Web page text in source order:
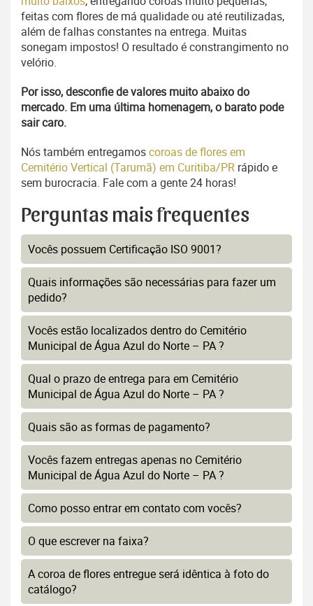
feitas com flores de má qualidade ou até reutilizadas,
além de falhas constantes na entrega. Muitas
sonegam impostos! O resultado é constrangimento no
velório.
Por isso, desconfie de valores muito abaixo do
mercado. Em uma última homenagem, o barato pode
sair caro.
Nós também entregamoscoroas de flores em
Cemitério Vertical (Tarumã) em Curitiba/PR rápido e
sem burocracia. Fale com a gente 24 horas!
Perguntas mais frequentes
Vocês possuem Certificação ISO 9001?
Quais informações são necessárias para fazer um
pedido?
Vocês estão localizados dentro do Cemitério
Municipal de Água Azul do Norte – PA ?
Qual o prazo de entrega para em Cemitério
Municipal de Água Azul do Norte – PA ?
Quais são as formas de pagamento?
Vocês fazem entregas apenas no Cemitério
Municipal de Água Azul do Norte – PA ?
Como posso entrar em contato com vocês?
O que escrever na faixa?
A coroa de flores entregue será idêntica à foto do
catálogo?